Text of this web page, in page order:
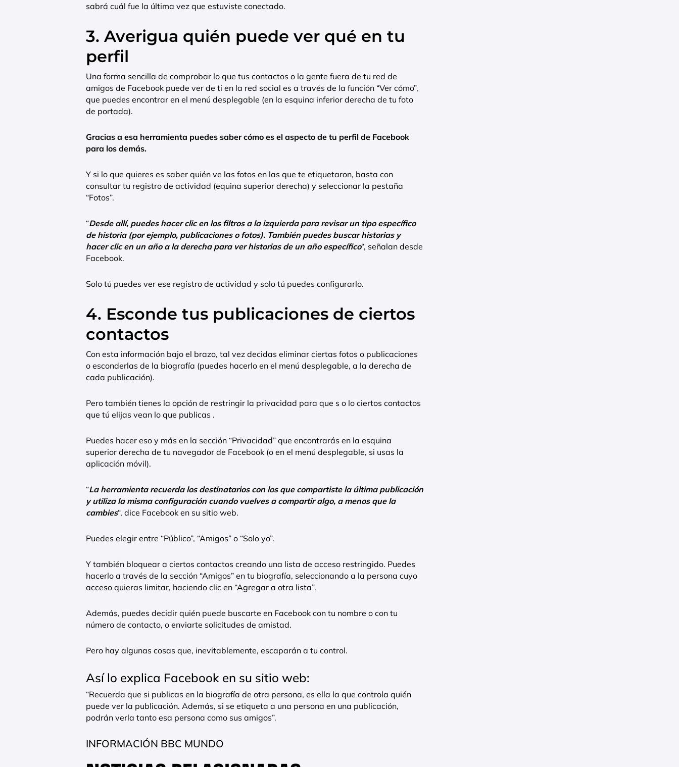
sabrá cuál fue la última vez que estuviste conectado.
3. Averigua quién puede ver qué en tu
perfil
Una forma sencilla de comprobar lo que tus contactos o la gente fuera de tu red de
amigos de Facebook puede ver de ti en la red social es a través de la función “Ver cómo”,
que puedes encontrar en el menú desplegable (en la esquina inferior derecha de tu foto
de portada).
Gracias a esa herramienta puedes saber cómo es el aspecto de tu perfil de Facebook
para los demás.
Y si lo que quieres es saber quién ve las fotos en las que te etiquetaron, basta con
consultar tu registro de actividad (equina superior derecha) y seleccionar la pestaña
“Fotos”.
“Desde allí, puedes hacer clic en los filtros a la izquierda para revisar un tipo específico
de historia (por ejemplo, publicaciones o fotos). También puedes buscar historias y
hacer clic en un año a la derecha para ver historias de un año específico“, señalan desde
Facebook.
Solo tú puedes ver ese registro de actividad y solo tú puedes configurarlo.
4. Esconde tus publicaciones de ciertos
contactos
Con esta información bajo el brazo, tal vez decidas eliminar ciertas fotos o publicaciones
o esconderlas de la biografía (puedes hacerlo en el menú desplegable, a la derecha de
cada publicación).
Pero también tienes la opción de restringir la privacidad para que s o lo ciertos contactos
que tú elijas vean lo que publicas .
Puedes hacer eso y más en la sección “Privacidad” que encontrarás en la esquina
superior derecha de tu navegador de Facebook (o en el menú desplegable, si usas la
aplicación móvil).
“La herramienta recuerda los destinatarios con los que compartiste la última publicación
y utiliza la misma configuración cuando vuelves a compartir algo, a menos que la
cambies“, dice Facebook en su sitio web.
Puedes elegir entre “Público”, “Amigos” o “Solo yo”.
Y también bloquear a ciertos contactos creando una lista de acceso restringido. Puedes
hacerlo a través de la sección “Amigos” en tu biografía, seleccionando a la persona cuyo
acceso quieras limitar, haciendo clic en “Agregar a otra lista”.
Además, puedes decidir quién puede buscarte en Facebook con tu nombre o con tu
número de contacto, o enviarte solicitudes de amistad.
Pero hay algunas cosas que, inevitablemente, escaparán a tu control.
Así lo explica Facebook en su sitio web:
“Recuerda que si publicas en la biografía de otra persona, es ella la que controla quién
puede ver la publicación. Además, si se etiqueta a una persona en una publicación,
podrán verla tanto esa persona como sus amigos”.
INFORMACIÓN BBC MUNDO